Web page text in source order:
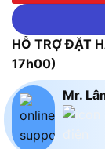
HỖ TRỢ ĐẶT
17h00)
Mr.